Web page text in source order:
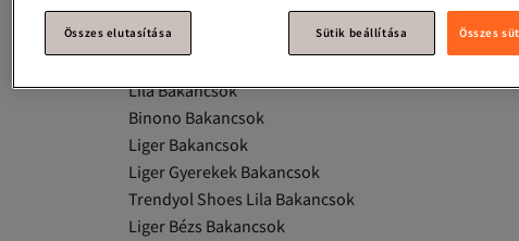
Lila Bakancsok
Binono Bakancsok
Liger Bakancsok
Liger Gyerekek Bakancsok
Trendyol Shoes Lila Bakancsok
Liger Bézs Bakancsok
Összes elutasítása Sütik beállítása Összes